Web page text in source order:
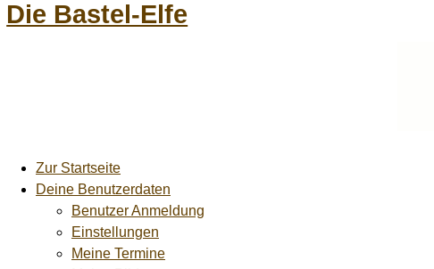
Die Bastel-Elfe
Zur Startseite
Deine Benutzerdaten
Benutzer Anmeldung
Einstellungen
Meine Termine